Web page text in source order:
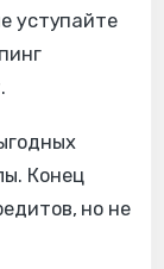
уступайте
Конец
но не